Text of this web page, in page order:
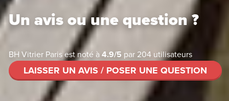
Un avis ou une question ?
BH Vitrier Parisest noté à4.9/5 par 204 utilisateurs
LAISSER UN AVIS / POSER UNE QUESTION